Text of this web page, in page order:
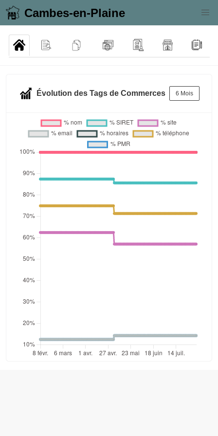
Cambes-en-Plaine
Évolution des Tags de Commerces 6 Mois